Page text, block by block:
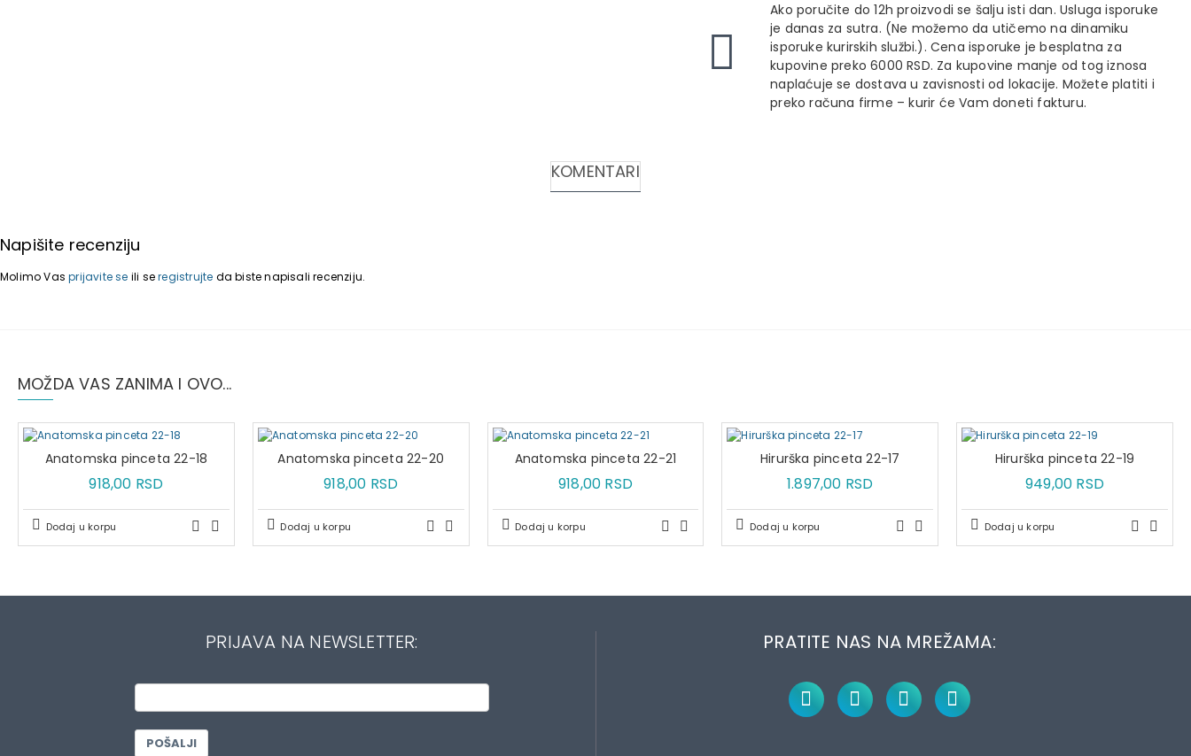
Ako poručite do 12h proizvodi se šalju isti dan. Usluga isporuke
je danas za sutra. (Ne možemo da utičemo na dinamiku
isporuke kurirskih službi.). Cena isporuke je besplatna za
kupovine preko 6000 RSD. Za kupovine manje od tog iznosa
naplaćuje se dostava u zavisnosti od lokacije. Možete platiti i
preko računa firme – kurir će Vam doneti fakturu.
KOMENTARI
Napišite recenziju
Molimo Vasprijavite se ili seregistrujte da biste napisali recenziju.
MOŽDA VAS ZANIMA I OVO...
Anatomska pinceta 22-18
918,00 RSD
Dodaj u korpu
Anatomska pinceta 22-20
918,00 RSD
Dodaj u korpu
Anatomska pinceta 22-21
918,00 RSD
Dodaj u korpu
Hirurška pinceta 22-17
1.897,00 RSD
Dodaj u korpu
Hirurška pinceta 22-19
949,00 RSD
Dodaj u korpu
PRIJAVA NA NEWSLETTER:
POŠALJI
PRATITE NAS NA MREŽAMA: